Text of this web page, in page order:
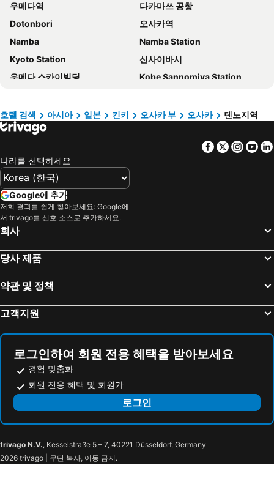
APA Hotel & Resort Osaka Umeda Eki Tower
Shinsaibashi ARTY Inn
호텔 케이한 유니버설 타워
Dormy Inn Premium Namba Natural Hot Spring
퍼스트 캐빈 미도스지 남바
Oriental Hotel Universal City
이비스 스타일스 오사카 남바
호텔 몬토레 그라스미아 오사카
Super Hotel Namba Nipponbashi
호텔 브라이턴 시티 오사카 기타하마
Candeo Hotels Osaka Namba
Hotel Forza Osaka Namba Dotonbori
Candeo Hotels Osaka The Tower
APA 호텔 남바-신사이바시
Hotel Monterey Le Frere Osaka
Liber Hotel Osaka
와이즈 캐빈 오사카 난바
HOTEL TRAD Replay
호텔 비스치오 오사카 바이 그란비아
Osaka Teikoku Hotel
Hotel Dans Le Coeur Osaka Umeda
호텔 힐러리스
WELLSTAY Namba
비아 인 아베노 텐노지
발리 타워 호텔 덴노지
Miyako City Osaka Tennoji
Hotel Trend Abeno Tennoji
토요코 인 오사카 아베노 텐노지
the b osaka-shinsekai
토요코인 오사카 쓰텐카쿠 마에
우메다역
다카마쓰 공항
Dotonbori
오사카역
Namba
Namba Station
Kyoto Station
신사이바시
우메다 스카이빌딩
Kobe Sannomiya Station
신사이바시역
Sakae Station
교세라 돔 오사카
Nagoya Station
오사카 공항
나고야 국제공항
Intex Osaka
주부 공항
Dynaland Ski Resort
고베 공항
Bentencho Station
Kanayama Station
Kuromon Ichiba
Namba Walk
Kobe Station
Kiyomizu Gojo Station
Osaka City Air Terminal
Rinku Premium Outlets
Shijo Station
Gion-Shijo Station
Abeno Harukas
Municipal Museum of Fine Art
Tennoji Park
Shitennoji Temple
호텔 검색 아시아 일본 킨키 오사카 부 오사카 텐노지역
Facebook
Twitter
나라를 선택하세요
Google에 추가
저희 결과를 쉽게 찾아보세요: Google에
서 trivago를 선호 소스로 추가하세요.
회사
당사 제품
약관 및 정책
고객지원
로그인하여 회원 전용 혜택을 받아보세요
경험 맞춤화
회원 전용 혜택 및 회원가
로그인
trivago N.V., Kesselstraße 5 – 7, 40221 Düsseldorf, Germany
2026 trivago | 무단 복사, 이동 금지.